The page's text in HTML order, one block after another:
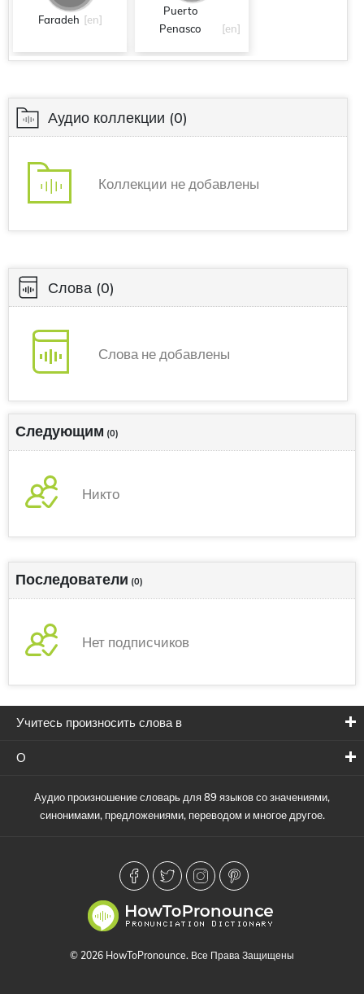
Faradeh [en]
Puerto
Penasco
[en]
Аудио коллекции (0)
Коллекции не добавлены
Слова (0)
Слова не добавлены
Следующим (0)
Никто
Последователи (0)
Нет подписчиков
Учитесь произносить слова в
О
Аудио произношение словарь для 89 языков со значениями,
синонимами, предложениями, переводом и многое другое.
© 2026 HowToPronounce. Все Права Защищены